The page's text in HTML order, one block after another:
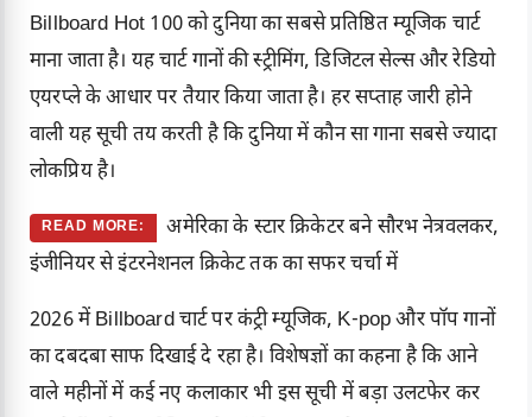
Billboard Hot 100 को दुनिया का सबसे प्रतिष्ठित म्यूजिक चार्ट
माना जाता है। यह चार्ट गानों की स्ट्रीमिंग, डिजिटल सेल्स और रेडियो
एयरप्ले के आधार पर तैयार किया जाता है। हर सप्ताह जारी होने
वाली यह सूची तय करती है कि दुनिया में कौन सा गाना सबसे ज्यादा
लोकप्रिय है।
READ MORE:
अमेरिका के स्टार क्रिकेटर बने सौरभ नेत्रवलकर,
इंजीनियर से इंटरनेशनल क्रिकेट तक का सफर चर्चा में
2026 में Billboard चार्ट पर कंट्री म्यूजिक, K-pop और पॉप गानों
का दबदबा साफ दिखाई दे रहा है। विशेषज्ञों का कहना है कि आने
वाले महीनों में कई नए कलाकार भी इस सूची में बड़ा उलटफेर कर